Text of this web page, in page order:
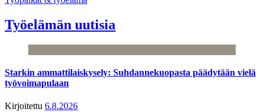
Työelämän uutisia
Starkin ammattilaiskysely: Suhdannekuopasta päädytään vielä
työvoimapulaan
Kirjoitettu 6.8.2026